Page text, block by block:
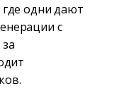
одни дают
с